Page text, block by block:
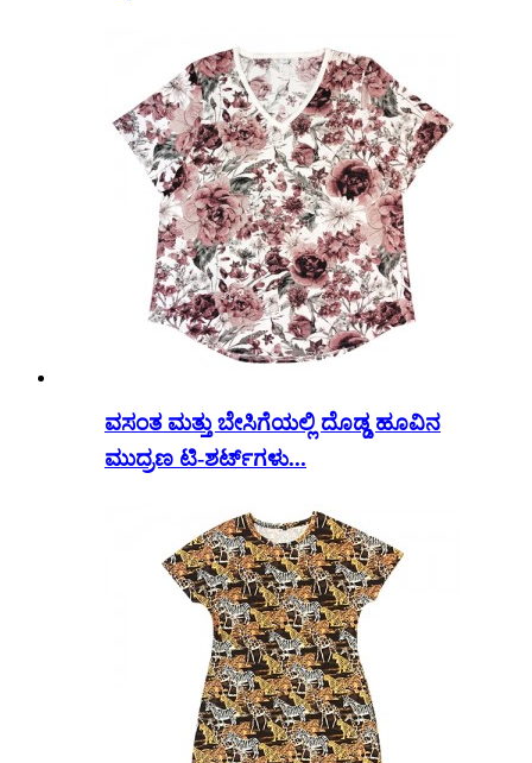
ವಸಂತ ಮತ್ತು ಬೇಸಿಗೆಯಲ್ಲಿ ದೊಡ್ಡ ಹೂವಿನ
ಮುದ್ರಣ ಟಿ-ಶರ್ಟ್‌ಗಳು...